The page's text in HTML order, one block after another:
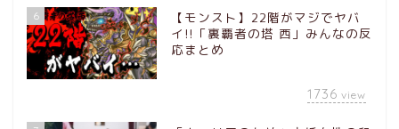
6
【モンスト】22階がマジでヤバ
イ!!「裏覇者の塔 西」みんなの反
応まとめ
1736 view